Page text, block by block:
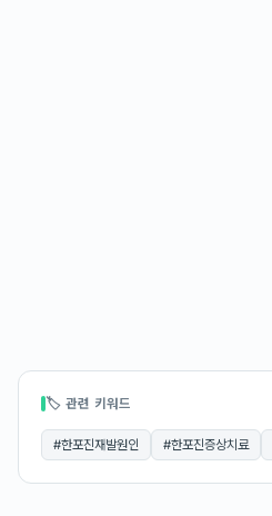
🏷 관련 키워드
#한포진재발원인 #한포진증상치료